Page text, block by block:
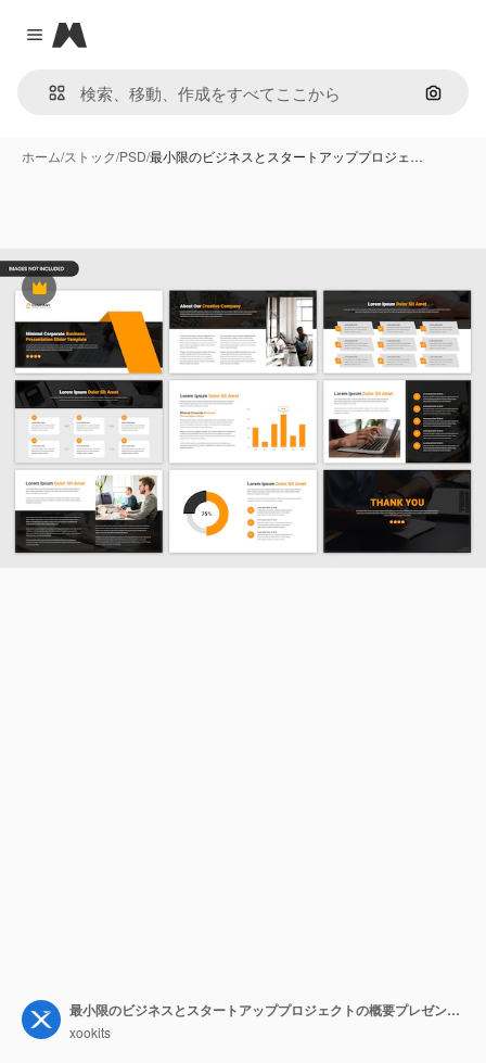
Close menu
Magnific
画像で
ホーム/ストック/PSD/最小限のビジネスとスタートアッププロジェ…
Premium
最小限のビジネスとスタートアッププロジェクトの概要プレゼンテーションスライダーテンプレート
xookits